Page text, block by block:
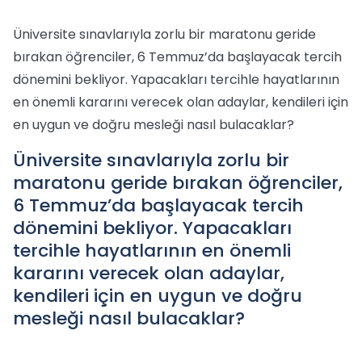
Üniversite sınavlarıyla zorlu bir maratonu geride
bırakan öğrenciler, 6 Temmuz’da başlayacak tercih
dönemini bekliyor. Yapacakları tercihle hayatlarının
en önemli kararını verecek olan adaylar, kendileri için
en uygun ve doğru mesleği nasıl bulacaklar?
Üniversite sınavlarıyla zorlu bir
maratonu geride bırakan öğrenciler,
6 Temmuz’da başlayacak tercih
dönemini bekliyor. Yapacakları
tercihle hayatlarının en önemli
kararını verecek olan adaylar,
kendileri için en uygun ve doğru
mesleği nasıl bulacaklar?